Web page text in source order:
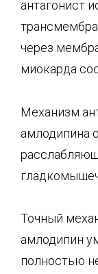
антагонист
через
миокарда
Механизм
амлодипина
Точный
амлодипин
полностью